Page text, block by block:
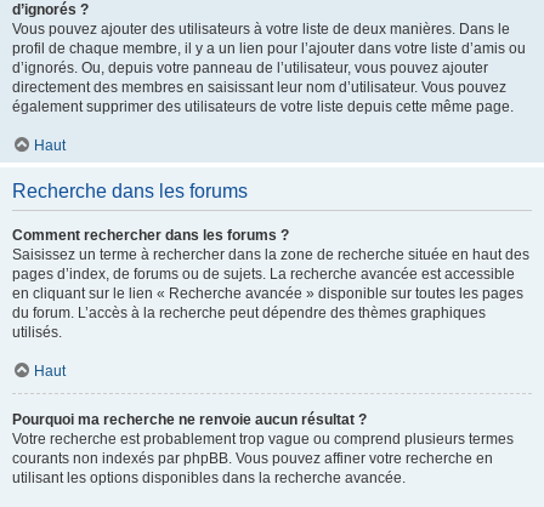
d’ignorés ?
Vous pouvez ajouter des utilisateurs à votre liste de deux manières. Dans le
profil de chaque membre, il y a un lien pour l’ajouter dans votre liste d’amis ou
d’ignorés. Ou, depuis votre panneau de l’utilisateur, vous pouvez ajouter
directement des membres en saisissant leur nom d’utilisateur. Vous pouvez
également supprimer des utilisateurs de votre liste depuis cette même page.
Haut
Recherche dans les forums
Comment rechercher dans les forums ?
Saisissez un terme à rechercher dans la zone de recherche située en haut des
pages d’index, de forums ou de sujets. La recherche avancée est accessible
en cliquant sur le lien « Recherche avancée » disponible sur toutes les pages
du forum. L’accès à la recherche peut dépendre des thèmes graphiques
utilisés.
Haut
Pourquoi ma recherche ne renvoie aucun résultat ?
Votre recherche est probablement trop vague ou comprend plusieurs termes
courants non indexés par phpBB. Vous pouvez affiner votre recherche en
utilisant les options disponibles dans la recherche avancée.